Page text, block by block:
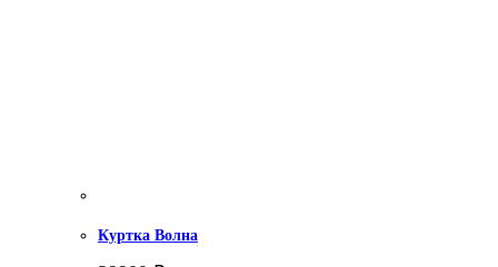
Куртка Волна